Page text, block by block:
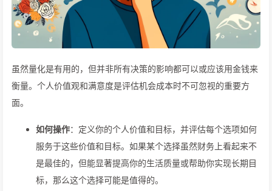
虽然量化是有用的，但并非所有决策的影响都可以或应该用金钱来
衡量。个人价值观和满意度是评估机会成本时不可忽视的重要方
面。
如何操作：定义你的个人价值和目标，并评估每个选项如何
服务于这些价值和目标。如果某个选择虽然财务上看起来不
是最佳的，但能显著提高你的生活质量或帮助你实现长期目
标，那么这个选择可能是值得的。